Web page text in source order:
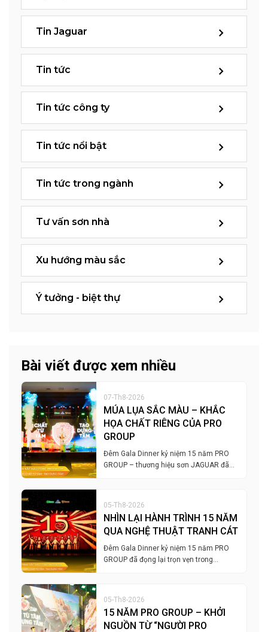
Tin Jaguar
Tin tức
Tin tức công ty
Tin tức nổi bật
Tin tức trong ngành
Tư vấn sơn nhà
Xu hướng màu sắc
Ý tưởng - biệt thự
Bài viết được xem nhiều
07-Th8-2026
MÚA LỤA SẮC MÀU – KHẮC
HỌA CHẤT RIÊNG CỦA PRO
GROUP
Đêm Gala Dinner kỷ niệm 15 năm PRO
GROUP – thương hiệu sơn JAGUAR đã…
05-Th8-2026
NHÌN LẠI HÀNH TRÌNH 15 NĂM
QUA NGHỆ THUẬT TRANH CÁT
Đêm Gala Dinner kỷ niệm 15 năm PRO
GROUP đã đọng lại trọn vẹn trong…
05-Th8-2026
15 NĂM PRO GROUP – KHỞI
NGUỒN TỪ “NGƯỜI PRO